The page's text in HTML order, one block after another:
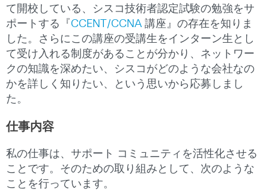
て開校している、シスコ技術者認定試験の勉強をサ
ポートする『 CCENT/CCNA 講座』の存在を知りま
した。さらにこの講座の受講生をインターン生とし
て受け入れる制度があることが分かり、ネットワー
クの知識を深めたい、シスコがどのような会社なの
かを詳しく知りたい、という思いから応募しまし
た。
仕事内容
私の仕事は、サポート コミュニティを活性化させる
ことです。そのための取り組みとして、次のような
ことを行っています。